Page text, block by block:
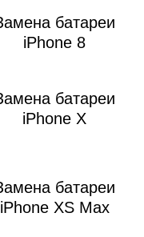
батареи
iPhone 8
батареи
iPhone X
батареи
iPhone XS Max